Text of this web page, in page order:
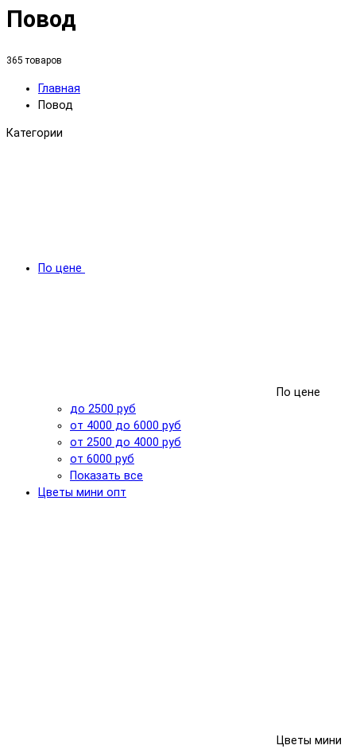
Повод
365 товаров
Главная
Повод
Категории
По цене
По цене
до 2500 руб
от 4000 до 6000 руб
от 2500 до 4000 руб
от 6000 руб
Показать все
Цветы мини опт
Цветы мини